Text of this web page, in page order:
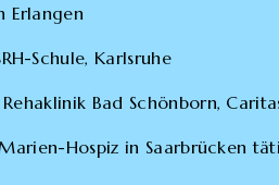
Erlangen
Schule, Karlsruhe
Bad Schönborn,
Hospiz in Saarbrücken